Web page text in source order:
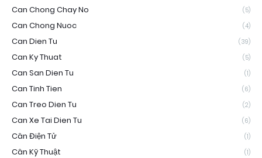
Can Chong Chay No (5)
Can Chong Nuoc (4)
Can Dien Tu (39)
Can Ky Thuat (5)
Can San Dien Tu (1)
Can Tinh Tien (6)
Can Treo Dien Tu (2)
Can Xe Tai Dien Tu (6)
Cân Điện Tử (1)
Cân Kỹ Thuật (1)